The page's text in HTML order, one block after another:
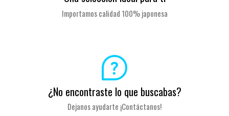
Importamos calidad 100% japonesa
¿No encontraste lo que buscabas?
Dejanos ayudarte ¡Contáctanos!